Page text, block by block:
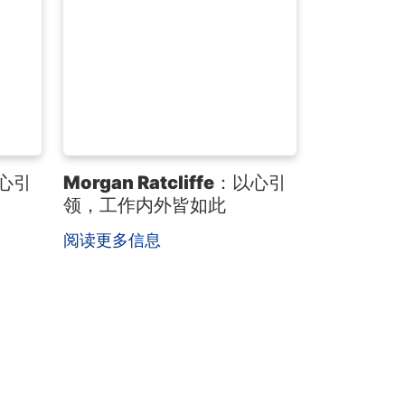
引
Morgan Ratcliffe：以心引
领，工作内外皆如此
阅读更多信息